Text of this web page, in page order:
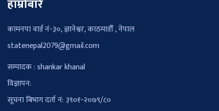
हाम्रोबारे
कामनपा वार्ड नं-३०, ज्ञानेश्वर, काठमाडौँ , नेपाल
statenepal2079@gmail.com
सम्पादक : shankar khanal
विज्ञापन:
सूचना बिभाग दर्ता नं: ३९०१-२०७९/८०